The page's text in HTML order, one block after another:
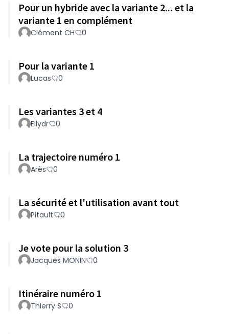
Pour un hybride avec la variante 2... et la
variante 1 en complément
Clément CH 0
Pour la variante 1
Lucas 0
Les variantes 3 et 4
Ellydr 0
La trajectoire numéro 1
Arès 0
La sécurité et l'utilisation avant tout
Pitault 0
Je vote pour la solution 3
Jacques MONIN 0
Itinéraire numéro 1
Thierry S 0